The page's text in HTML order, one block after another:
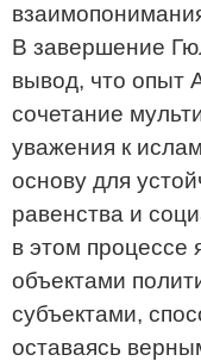
В завершение
вывод, что опыт
сочетание
уважения к
основу для
равенства и
в этом процессе
объектами
субъектами,
оставаясь